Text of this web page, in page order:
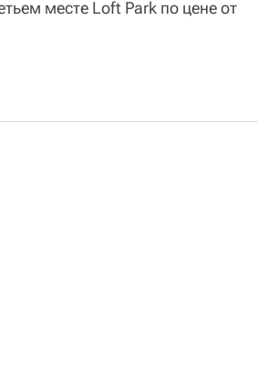
месте Loft Park по цене от